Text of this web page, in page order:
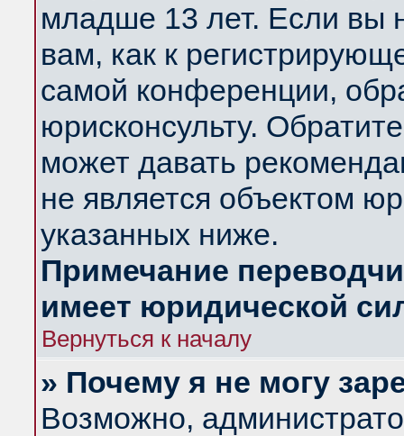
младше 13 лет. Если вы
вам, как к
самой конференции,
юрисконсульту.
может давать
не является объектом
указанных ниже.
Примечание
имеет юридической
Вернуться к началу
» Почему я не могу
Возможно,